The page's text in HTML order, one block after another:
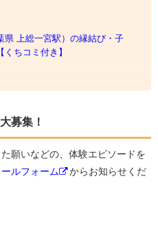
県 上総一宮駅）の縁結び・子
ちコミ付き】
募集！
願いなどの、体験エピソードを
ールフォーム
からお知らせくだ